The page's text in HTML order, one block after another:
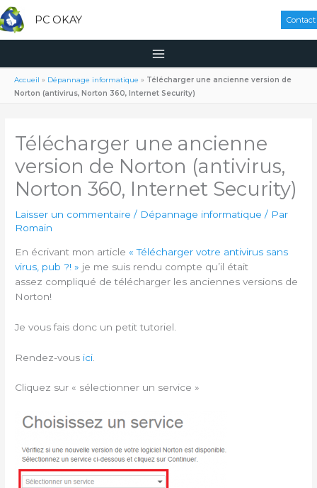
PC OKAY Contact
Accueil » Dépannage informatique » Télécharger une ancienne version de
Norton (antivirus, Norton 360, Internet Security)
Télécharger une ancienne
version de Norton (antivirus,
Norton 360, Internet Security)
Laisser un commentaire / Dépannage informatique / Par
Romain
En écrivant mon article« Télécharger votre antivirus sans
virus, pub ?! » je me suis rendu compte qu’il était
assez compliqué de télécharger les anciennes versions de
Norton!
Je vous fais donc un petit tutoriel.
Rendez-vous ici
Cliquez sur « sélectionner un service »